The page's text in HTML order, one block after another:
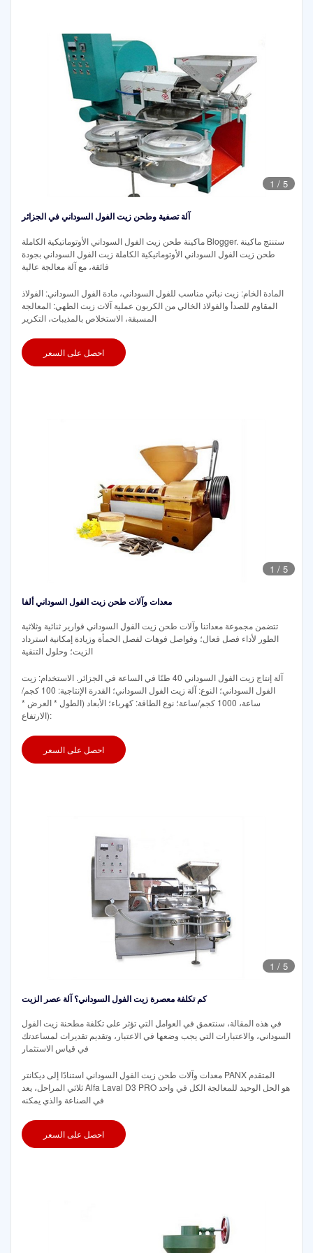
1 / 5
آلة تصفية وطحن زيت الفول السوداني في الجزائر
ماكينة طحن زيت الفول السوداني الأوتوماتيكية الكاملة Blogger. ستنتج ماكينة
طحن زيت الفول السوداني الأوتوماتيكية الكاملة زيت الفول السوداني بجودة
فائقة، مع آلة معالجة عالية
المادة الخام: زيت نباتي مناسب للفول السوداني، مادة الفول السوداني: الفولاذ
المقاوم للصدأ والفولاذ الخالي من الكربون عملية آلات زيت الطهي: المعالجة
المسبقة، الاستخلاص بالمذيبات، التكرير
احصل على السعر
1 / 5
معدات وآلات طحن زيت الفول السوداني ألفا
تتضمن مجموعة معداتنا وآلات طحن زيت الفول السوداني قوارير ثنائية وثلاثية
الطور لأداء فصل فعال؛ وفواصل فوهات لفصل الحمأة وزيادة إمكانية استرداد
الزيت؛ وحلول التنقية
آلة إنتاج زيت الفول السوداني 40 طنًا في الساعة في الجزائر. الاستخدام: زيت
الفول السوداني؛ النوع: آلة زيت الفول السوداني؛ القدرة الإنتاجية: 100 كجم/
ساعة، 1000 كجم/ساعة؛ نوع الطاقة: كهرباء؛ الأبعاد (الطول * العرض *
الارتفاع):
احصل على السعر
1 / 5
كم تكلفة معصرة زيت الفول السوداني؟ آلة عصر الزيت
في هذه المقالة، سنتعمق في العوامل التي تؤثر على تكلفة مطحنة زيت الفول
السوداني، والاعتبارات التي يجب وضعها في الاعتبار، وتقديم تقديرات لمساعدتك
في قياس الاستثمار
معدات وآلات طحن زيت الفول السوداني استنادًا إلى ديكانتر PANX المتقدم
ثلاثي المراحل، يعد Alfa Laval D3 PRO هو الحل الوحيد للمعالجة الكل في واحد
في الصناعة والذي يمكنه
احصل على السعر